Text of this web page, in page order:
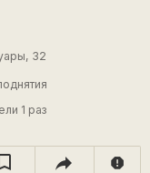
32
1 раз
report